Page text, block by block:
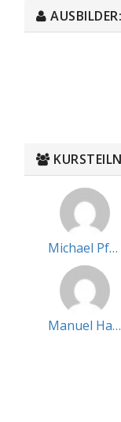
AUSBILDER:
Michael Pfahl
Manuel Halbherr